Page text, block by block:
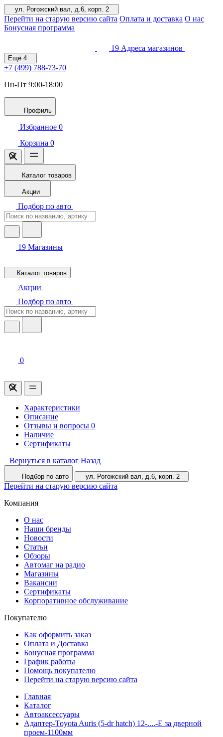
ул. Рогожский вал, д.6, корп. 2
Перейти на старую версию сайта Оплата и доставка О нас
Бонусная программа
19 Адреса магазинов
Ещё 4
+7 (499) 788-73-70
Пн-Пт 9:00-18:00
Профиль
Избранное 0
Корзина 0
Каталог товаров
Акции
Подбор по авто
19 Магазины
Каталог товаров
Акции
Подбор по авто
0
Характеристики
Описание
Отзывы и вопросы 0
Наличие
Сертификаты
Вернуться в каталог Назад
Подбор по авто ул. Рогожский вал, д.6, корп. 2
Перейти на старую версию сайта
Компания
О нас
Наши бренды
Новости
Статьи
Обзоры
Автомаг на радио
Магазины
Вакансии
Сертификаты
Корпоративное обслуживание
Покупателю
Как оформить заказ
Оплата и Доставка
Бонусная программа
График работы
Помощь покупателю
Перейти на старую версию сайта
Главная
Каталог
Автоаксессуары
Адаптер-Toyota Auris (5-dr hatch) 12-....-E за дверной
проем-1100мм